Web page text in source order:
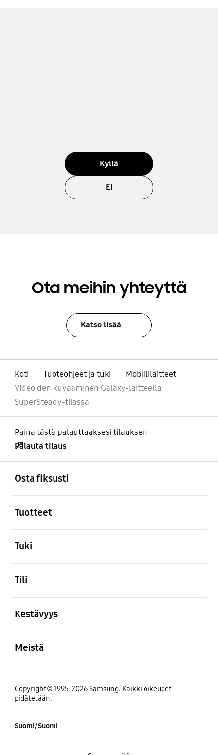
Kyllä
Ei
Ota meihin yhteyttä
Katso lisää
Koti Tuoteohjeet ja tuki
Mobiililaitteet
Videoiden kuvaaminen Galaxy-laitteella
SuperSteady-tilassa
Paina tästä palauttaaksesi tilauksen
Palauta tilaus
Osta fiksusti
Tuotteet
Tuki
Tili
Kestävyys
Meistä
Copyright© 1995-2026 Samsung. Kaikki oikeudet
pidätetään.
Suomi/Suomi